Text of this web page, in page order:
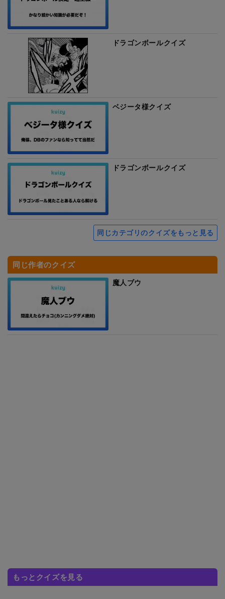
ドラゴンボールクイズ
ベジータ様クイズ
ドラゴンボールクイズ
同じカテゴリのクイズをもっと見る
同じ作者のクイズ
魔人ブウ
もっとクイズを見る